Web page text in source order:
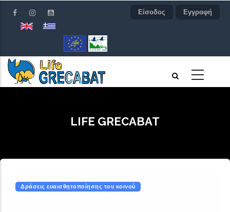
προς
περιεχόμενο
Είσοδος Εγγραφή
LIFE GRECABAT
Δράσεις ευαισθητοποίησης του κοινού